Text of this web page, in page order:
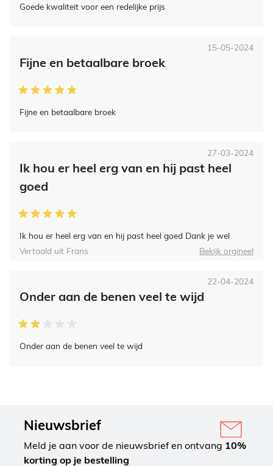
Goede kwaliteit voor een redelijke prijs
Fijne en betaalbare broek
Fijne en betaalbare broek
15-05-2024
Ik hou er heel erg van en hij past heel
goed
Ik hou er heel erg van en hij past heel goed Dank je wel
27-03-2024
Vertaald uit Frans Bekijk orgineel
Onder aan de benen veel te wijd
Onder aan de benen veel te wijd
22-04-2024
Nieuwsbrief
Meld je aan voor de nieuwsbrief en ontvang 10%
korting op je bestelling